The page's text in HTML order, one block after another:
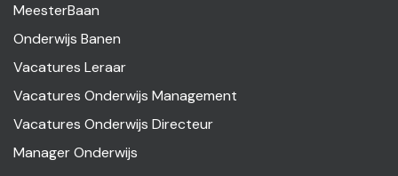
MeesterBaan
Onderwijs Banen
Vacatures Leraar
Vacatures Onderwijs Management
Vacatures Onderwijs Directeur
Manager Onderwijs